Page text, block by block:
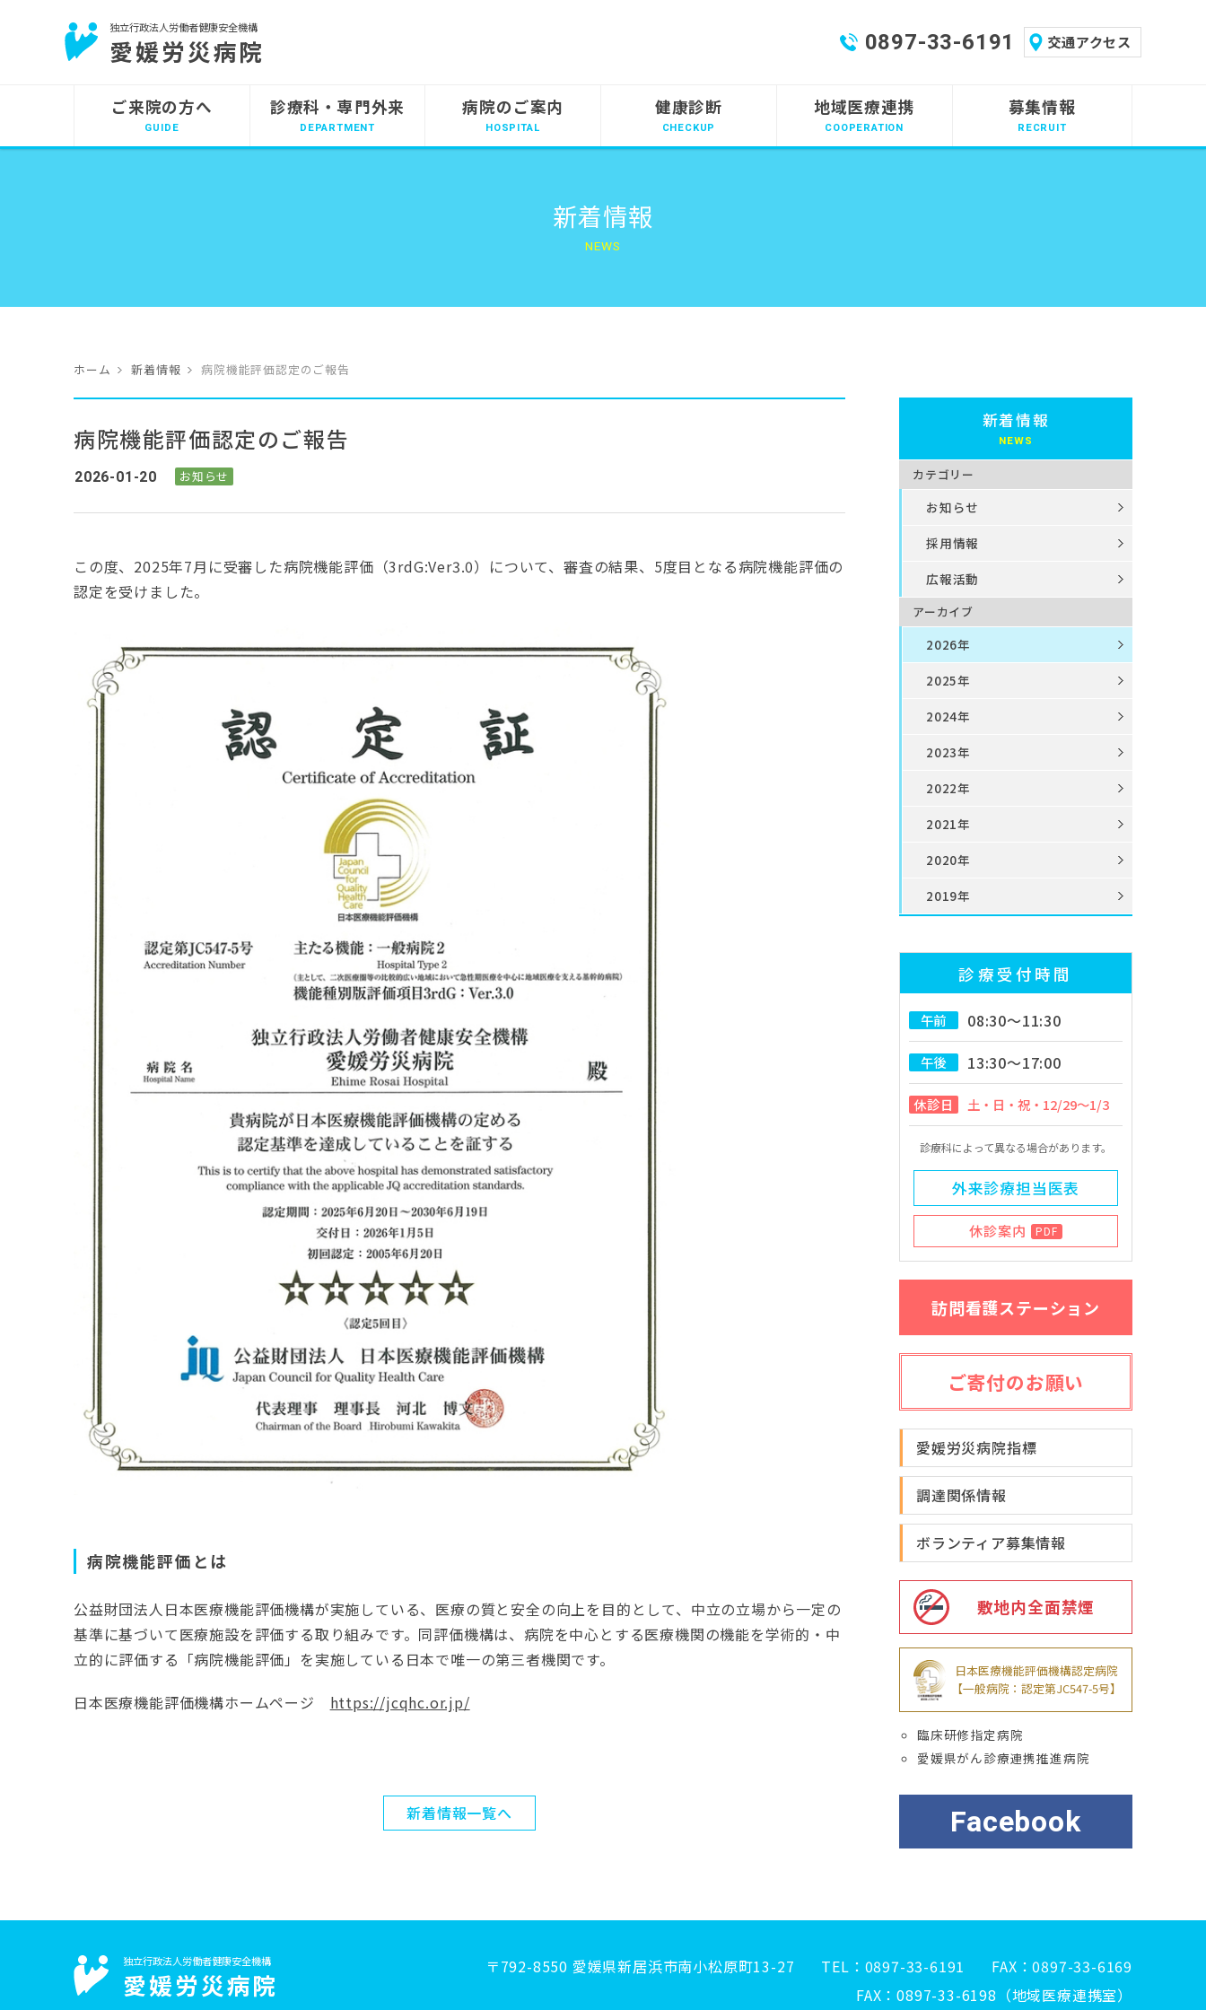
独立行政法人労働者健康安全機構
愛媛労災病院 交通アクセス
0897-33-6191
ご来院の方へ 診療科・専門外来 病院のご案内 健康診断 地域医療連携 募集情報
新着情報
ホーム 新着情報 病院機能評価認定のご報告
病院機能評価認定のご報告
2026-01-20 お知らせ
この度、2025年7月に受審した病院機能評価（3rdG:Ver3.0）について、審査の結果、5度目となる病院機能評価の
認定を受けました。
病院機能評価とは
公益財団法人日本医療機能評価機構が実施している、医療の質と安全の向上を目的として、中立の立場から一定の
基準に基づいて医療施設を評価する取り組みです。同評価機構は、病院を中心とする医療機関の機能を学術的・中
立的に評価する「病院機能評価」を実施している日本で唯一の第三者機関です。
日本医療機能評価機構ホームページ https://jcqhc.or.jp/
新着情報一覧へ
新着情報
カテゴリー
お知らせ
採用情報
広報活動
アーカイブ
2026年
2025年
2024年
2023年
2022年
2021年
2020年
2019年
診療受付時間
午前 08:30～11:30
午後 13:30～17:00
休診日 土・日・祝・12/29～1/3
診療科によって異なる場合があります。
外来診療担当医表
休診案内 PDF
訪問看護ステーション
ご寄付のお願い
愛媛労災病院指標
調達関係情報
ボランティア募集情報
敷地内全面禁煙
日本医療機能評価機構認定病院
【一般病院：認定第JC547-5号】
臨床研修指定病院
愛媛県がん診療連携推進病院
Facebook
独立行政法人労働者健康安全機構
愛媛労災病院
〒792-8550 愛媛県新居浜市南小松原町13-27 TEL 0897-33-6191 FAX
0897-33-6169
FAX
0897-33-6198（地域医療連携室）